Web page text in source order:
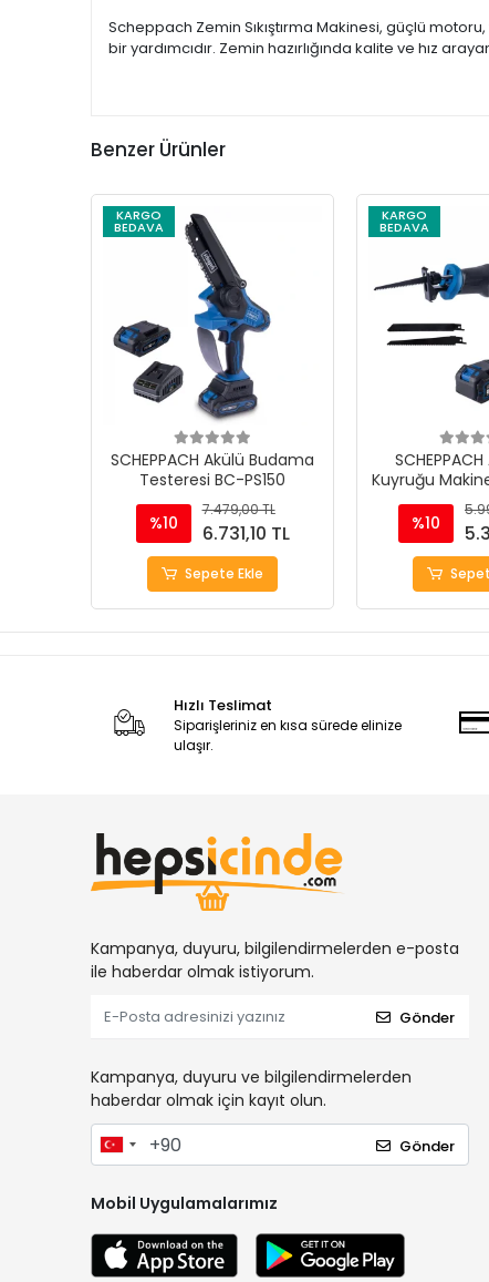
Scheppach Zemin Sıkıştırma Makinesi, güçlü
bir yardımcıdır. Zemin hazırlığında kalite ve hız
Benzer Ürünler
KARGO
BEDAVA
SCHEPPACH Akülü Budama
Testeresi BC-PS150
%10
7.479,00 TL
6.731,10 TL
Sepete Ekle
KARGO
BEDAVA
Kuyruğu
%10
Hızlı Teslimat
Siparişleriniz en kısa sürede elinize
ulaşır.
Kampanya, duyuru, bilgilendirmelerden e-posta
ile haberdar olmak istiyorum.
Gönder
Kampanya, duyuru ve bilgilendirmelerden
haberdar olmak için kayıt olun.
Gönder
Mobil Uygulamalarımız